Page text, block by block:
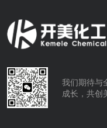
我们期待与
成长，共创